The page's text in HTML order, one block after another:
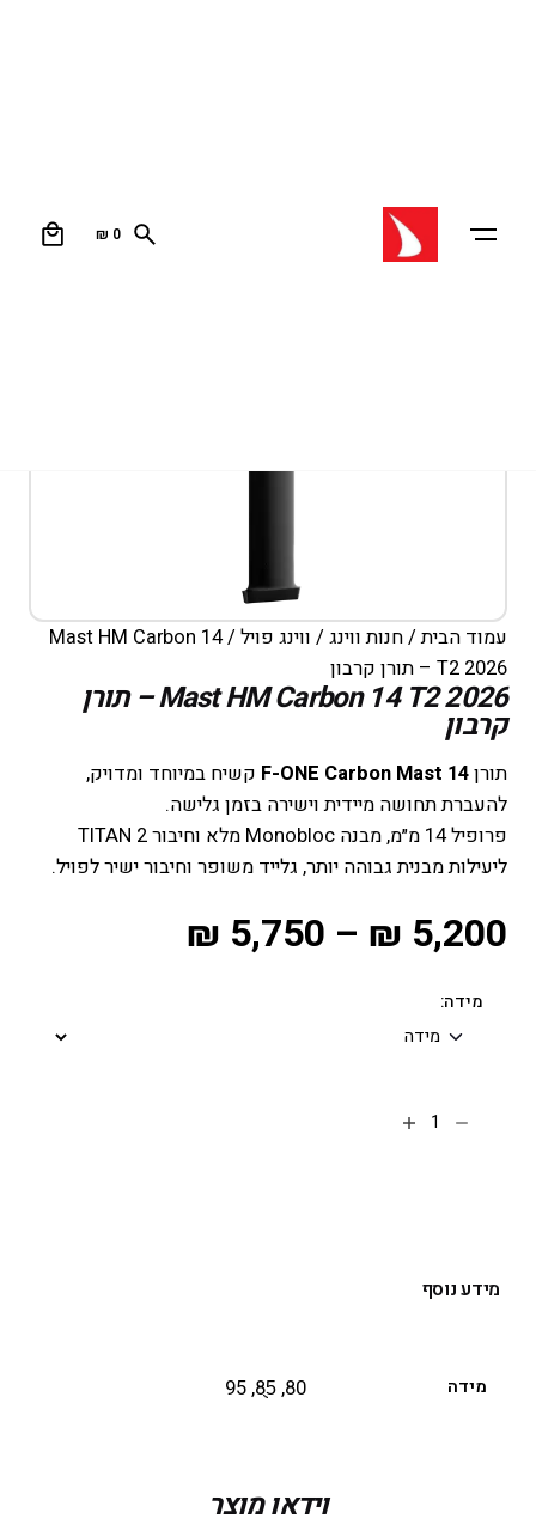
₪ 0
עמוד הבית/חנות ווינג/ ווינג פויל
/ Mast HM Carbon 14
T2 2026 – תורן קרבון
Mast HM Carbon 14 T2 2026 – תורן
קרבון
תורןF-ONE Carbon Mast 14 קשיח במיוחד ומדויק,
להעברת תחושה מיידית וישירה בזמן גלישה.
פרופיל 14 מ״מ, מבנה Monobloc מלא וחיבור TITAN 2
ליעילות מבנית גבוהה יותר, גלייד משופר וחיבור ישיר לפויל.
מידה:
₪ 5,200
–
₪ 5,750
מידע נוסף
מידה 80, 85ֻֻ, 95
וידאו מוצר